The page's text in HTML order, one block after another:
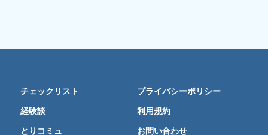
チェックリスト
経験談
とりコミュ
プライバシーポリシー
利用規約
お問い合わせ